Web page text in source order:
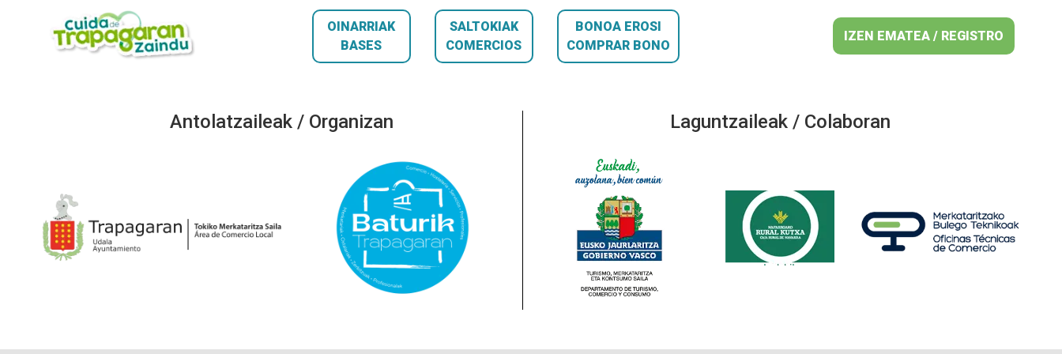
OINARRIAK
BASES
SALTOKIAK
COMERCIOS
BONOA EROSI
COMPRAR BONO
IZEN EMATEA / REGISTRO
Antolatzaileak / Organizan Laguntzaileak / Colaboran